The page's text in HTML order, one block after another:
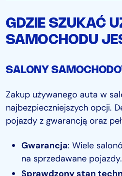
GDZIE SZUKAĆ
SAMOCHODU
SALONY
Zakup używanego auta w
najbezpieczniejszych opcji.
pojazdy z gwarancją oraz
Gwarancja: Wiele
na sprzedawane pojazdy.
Sprawdzony stan